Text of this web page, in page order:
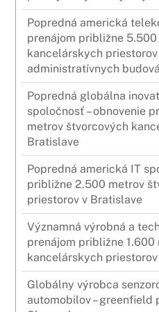
Popredná americká
prenájom približne
kancelárskych
administratívnych
Popredná globálna
spoločnosť – obnovenie
metrov štvorcových
Bratislave
Popredná americká IT
približne 2.500 metrov
priestorov v Bratislave
Významná výrobná a
prenájom približne
kancelárskych
Globálny výrobca
automobilov – greenfield